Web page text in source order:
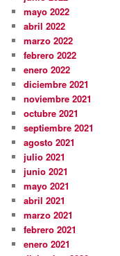
mayo 2022
abril 2022
marzo 2022
febrero 2022
enero 2022
diciembre 2021
noviembre 2021
octubre 2021
septiembre 2021
agosto 2021
julio 2021
junio 2021
mayo 2021
abril 2021
marzo 2021
febrero 2021
enero 2021